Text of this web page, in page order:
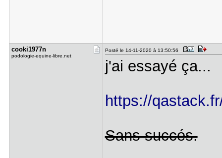
cooki1977n
podologie-equine-libre.net
Posté le 14-11-2020 à 13:50:56
j'ai essayé ça...
https://
Sans succés.